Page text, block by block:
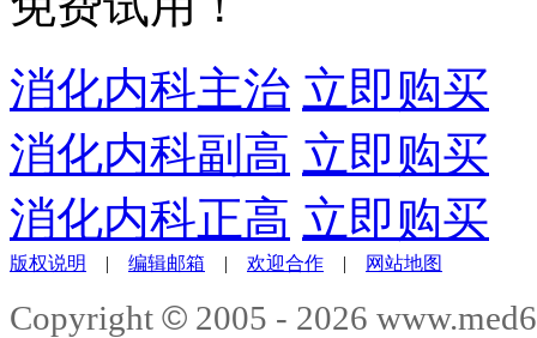
消化内科主治 立即购买
消化内科副高 立即购买
消化内科正高 立即购买
版权说明 | 编辑邮箱 | 欢迎合作 | 网站地图
Copyright © 2005 - 2026